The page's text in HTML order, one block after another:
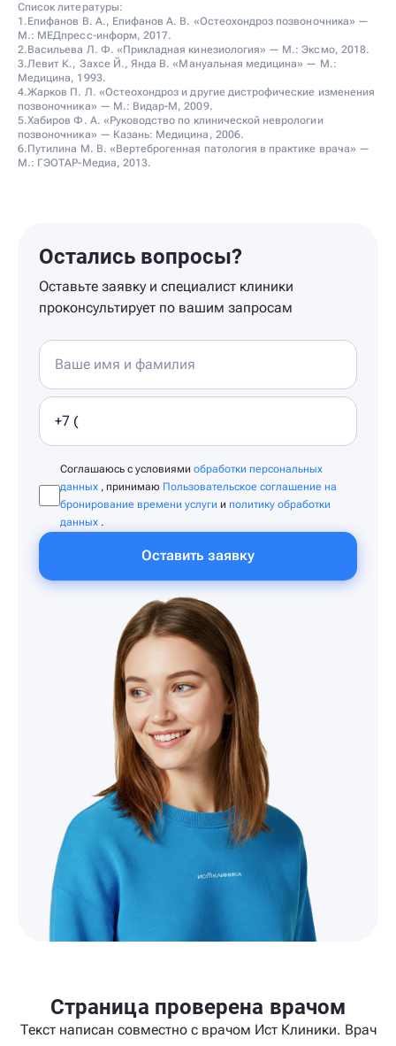
Список литературы:
1.Епифанов В. А., Епифанов А. В. «Остеохондроз позвоночника» —
М.: МЕДпресс-информ, 2017.
2.Васильева Л. Ф. «Прикладная кинезиология» — М.: Эксмо, 2018.
3.Левит К., Захсе Й., Янда В. «Мануальная медицина» — М.:
Медицина, 1993.
4.Жарков П. Л. «Остеохондроз и другие дистрофические изменения
позвоночника» — М.: Видар-М, 2009.
5.Хабиров Ф. А. «Руководство по клинической неврологии
позвоночника» — Казань: Медицина, 2006.
6.Путилина М. В. «Вертеброгенная патология в практике врача» —
М.: ГЭОТАР-Медиа, 2013.
Остались вопросы?
Оставьте заявку и специалист клиники
проконсультирует по вашим запросам
Соглашаюсь с условиями обработки персональных
данных , принимаю Пользовательское соглашение на
бронирование времени услуги и политику обработки
данных .
Оставить заявку
Страница проверена врачом
Текст написан совместно с врачом Ист Клиники. Врач